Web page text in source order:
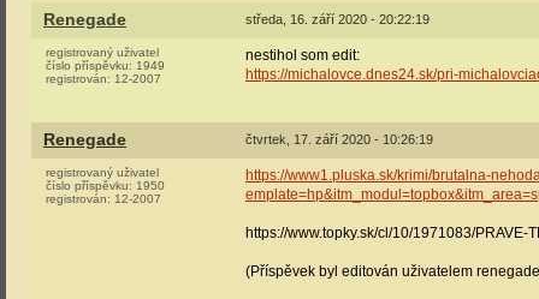
Renegade středa, 16. září 2020 - 20:22:19
registrovaný uživatel
číslo příspěvku: 1949
registrován: 12-2007
nestihol som edit:
https://michalovce.dnes24.sk/pri-
Renegade čtvrtek, 17. září 2020 - 10:26:19
registrovaný uživatel
číslo příspěvku: 1950
registrován: 12-2007
https://www1.pluska.sk/krimi/brutalna-
https://www.topky.sk/cl/10/1971083/
(Příspěvek byl editován uživatelem